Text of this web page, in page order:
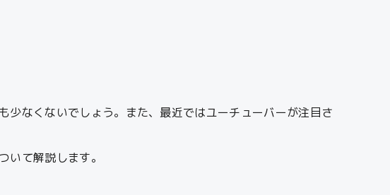
なくないでしょう。また、最近ではユーチューバーが注目さ
て解説します。